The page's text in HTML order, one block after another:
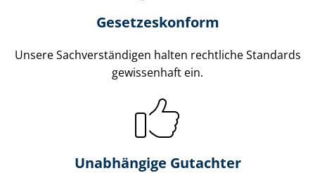
Gesetzes­konform
Unsere Sach­ver­stän­di­gen halten rechtliche Standards
gewissenhaft ein.
Unabhängige Gutachter